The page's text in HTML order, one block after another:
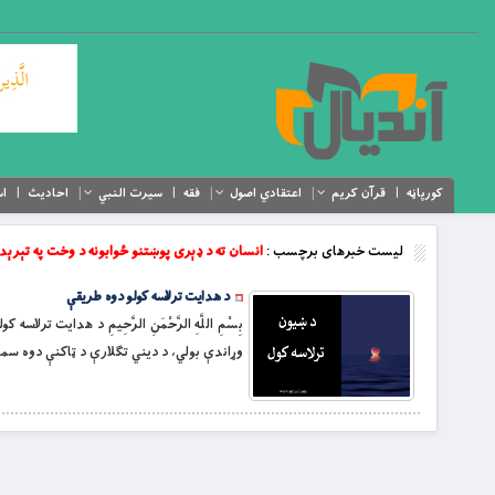
کورپاڼه قرآن کریم اعتقادي اصول فقه سیرت النبي احادیث
لیست خبرهای برچسب :انسان ته د ډېری پوښتنو ځوابونه د وخت په
د هدایت ترلاسه کولو دوه طریقې
بِسْمِ اللَّهِ الرَّحْمَنِ الرَّحِيمِ د هدایت ترلاسه
وړاندې بولي، د دیني تګلارې د ټاکنې